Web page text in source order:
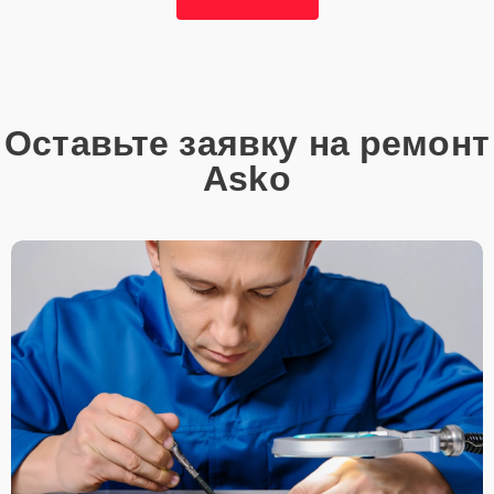
надежные аналоги проверенных и зарекомендовавших себя
Позвонить по телефону горячей линии или
запросить обратный звонок через Форму заявки
Привезти устройство в ближайший центр или
передать аппарат курьеру службы доставки,
дождаться результатов диагностики и принять
решение.
Дождаться оповещения о готовности и забрать
устройство самостоятельно или воспользоваться
курьерской доставкой.
При необходимости клиент может воспользоваться услугой
вызова мастера для проведения диагностики и ремонта в
желаемом месте и удобное время.
Оставьте заявку на ремонт
Asko